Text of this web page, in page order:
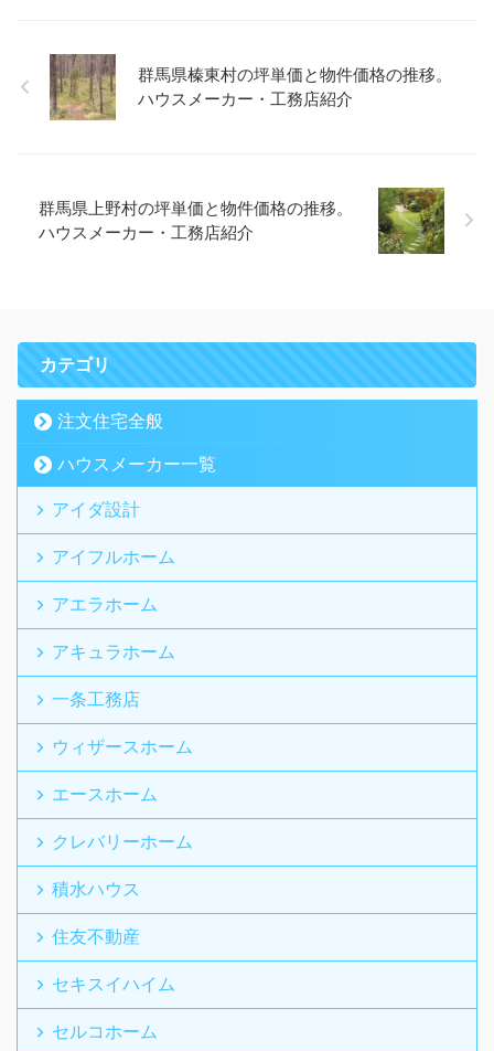
群馬県榛東村の坪単価と物件価格の推移。
ハウスメーカー・工務店紹介
群馬県上野村の坪単価と物件価格の推移。
ハウスメーカー・工務店紹介
カテゴリ
注文住宅全般
ハウスメーカー一覧
アイダ設計
アイフルホーム
アエラホーム
アキュラホーム
一条工務店
ウィザースホーム
エースホーム
クレバリーホーム
積水ハウス
住友不動産
セキスイハイム
セルコホーム